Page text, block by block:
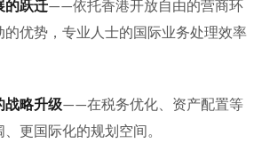
的跃迁——依托香港开放自由的营商环
的优势，专业人士的国际业务处理效率
战略升级——在税务优化、资产配置等
更国际化的规划空间。